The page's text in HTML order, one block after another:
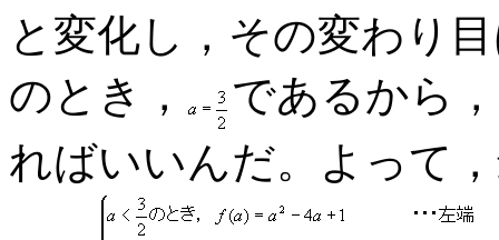
と変化し，その変わり
のとき，
であるから
ればいいんだ。よって